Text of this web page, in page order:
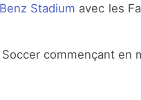
Stadium avec les
commençant